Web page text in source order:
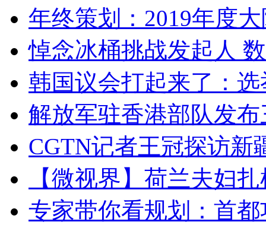
年终策划：2019年度
悼念冰桶挑战发起人
韩国议会打起来了：
解放军驻香港部队发
CGTN记者王冠探访新
【微视界】荷兰夫妇
专家带你看规划：首